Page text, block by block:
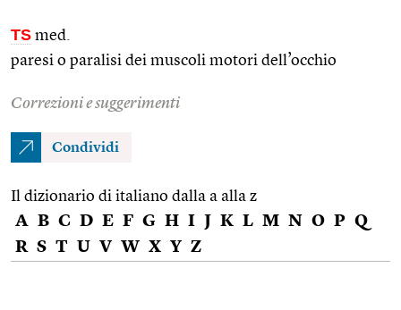
TS med.
paresi o paralisi dei muscoli motori dell’occhio
Correzioni e suggerimenti
Condividi
Il dizionario di italiano dalla a alla z
A B C D E F G H I J K L M N O P Q
R S T U V W X Y Z